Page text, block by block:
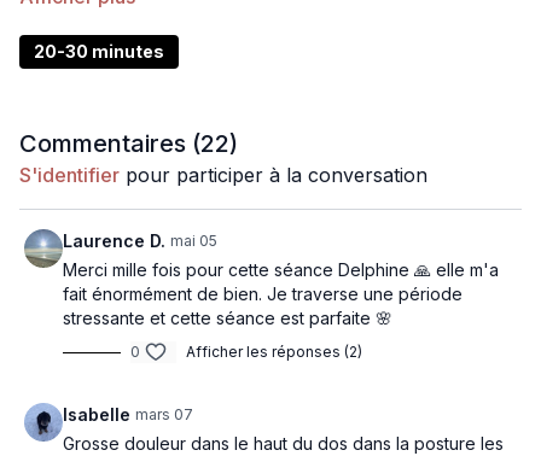
épuisement pour être plus en paix et avoir le courage
d’avancer.
Les postures proposées se font assises et sur le dos.
20-30 minutes
Commentaires (22)
S'identifier pour participer à la conversation
Laurence D. mai 05
Merci mille fois pour cette séance Delphine 🙏 elle m'a
fait énormément de bien. Je traverse une période
stressante et cette séance est parfaite 🌸
0 Afficher les réponses (2)
Isabelle mars 07
Grosse douleur dans le haut du dos dans la posture les